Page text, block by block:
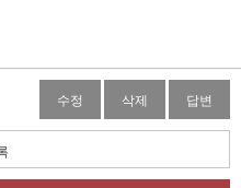
수정 삭제 답변